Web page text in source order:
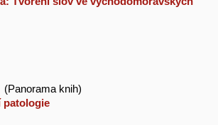
(Panorama knih)
patologie